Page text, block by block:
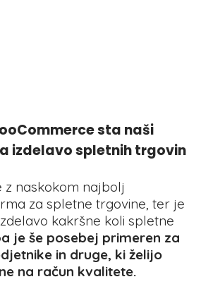
sta naši
izdelavo spletnih trgovin
naskokom najbolj
za spletne trgovine, ter je
kakršne koli spletne
je še posebej primeren za
in druge, ki želijo
na račun kvalitete.